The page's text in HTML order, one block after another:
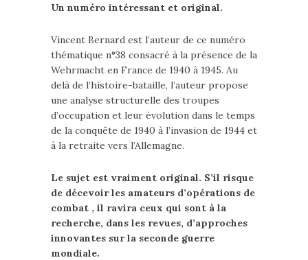
Un numéro intéressant et original.
Vincent Bernard est l’auteur de ce numéro
thématique n°38 consacré à la présence de la
Wehrmacht en France de 1940 à 1945. Au
delà de l’histoire-bataille, l’auteur propose
une analyse structurelle des troupes
d’occupation et leur évolution dans le temps
de la conquête de 1940 à l’invasion de 1944 et
à la retraite vers l’Allemagne.
Le sujet est vraiment original. S’il risque
de décevoir les amateurs d’opérations de
combat , il ravira ceux qui sont à la
recherche, dans les revues, d’approches
innovantes sur la seconde guerre
mondiale.